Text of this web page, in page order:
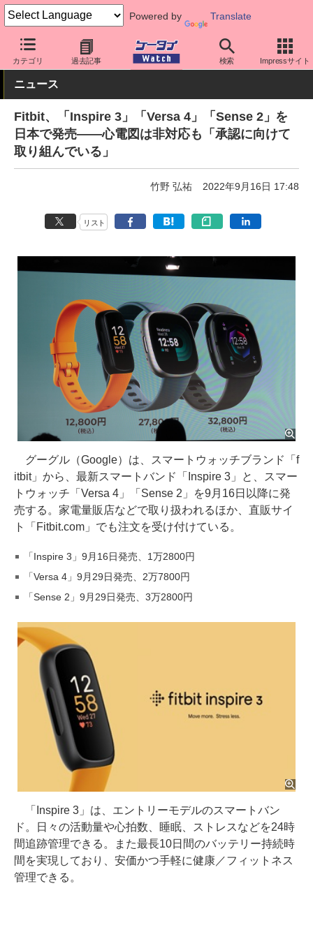
Powered by Translate
カテゴリ 過去記事 検索 Impressサイト
ケータイ Watch 周辺機器/アクセサリー ウェアラブル スマー
ニュース
Fitbit、「Inspire 3」「Versa 4」「Sense 2」を
日本で発売――心電図は非対応も「承認に向けて
取り組んでいる」
竹野 弘祐 2022年9月16日 17:48
リスト
グーグル（Google）は、スマートウォッチブランド「f
itbit」から、最新スマートバンド「Inspire 3」と、スマー
トウォッチ「Versa 4」「Sense 2」を9月16日以降に発
売する。家電量販店などで取り扱われるほか、直販サイ
ト「Fitbit.com」でも注文を受け付けている。
「Inspire 3」9月16日発売、1万2800円
「Versa 4」9月29日発売、2万7800円
「Sense 2」9月29日発売、3万2800円
「Inspire 3」は、エントリーモデルのスマートバン
ド。日々の活動量や心拍数、睡眠、ストレスなどを24時
間追跡管理できる。また最長10日間のバッテリー持続時
間を実現しており、安価かつ手軽に健康／フィットネス
管理できる。